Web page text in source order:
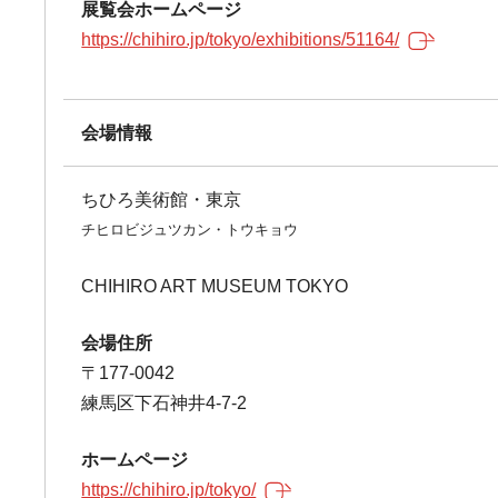
展覧会ホームページ
https://chihiro.jp/tokyo/exhibitions/51164/
会場情報
ちひろ美術館・東京
チヒロビジュツカン・トウキョウ
CHIHIRO ART MUSEUM TOKYO
会場住所
〒177-0042
練馬区下石神井4-7-2
ホームページ
https://chihiro.jp/tokyo/